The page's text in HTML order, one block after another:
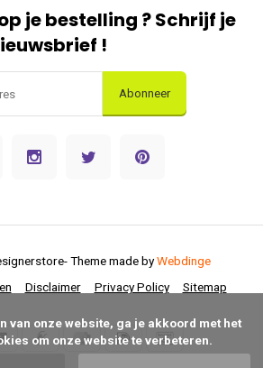
je bestelling ? Schrijf je
!
Abonneer
Disclaimer Privacy Policy Sitemap
- Theme made byWebdinge
om onze website te verbeteren.